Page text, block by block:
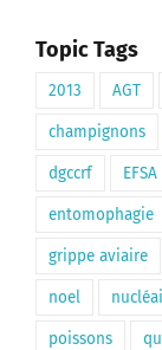
Topic Tags
2013 AGT
champignons
dgccrf EFSA
entomophagie
grippe aviaire
noel
poissons